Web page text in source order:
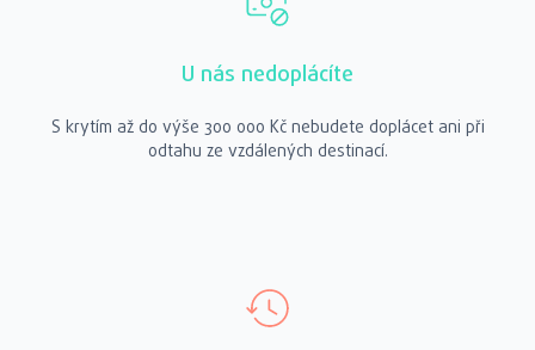
U nás nedoplácíte
S krytím až do výše 300 000 Kč nebudete doplácet ani při
odtahu ze vzdálených destinací.